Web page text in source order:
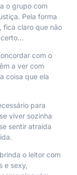
o grupo com
Pela forma
fica claro que não
certo…
com o
a ver com
coisa que ela
para
viver sozinha
sentir atraída
o leitor com
e sexy,